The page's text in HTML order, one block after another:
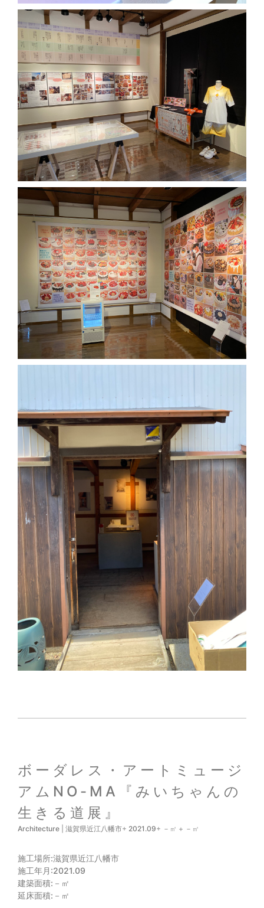
ボーダレス・アートミュージ
アムNO-MA『みいちゃんの
生きる道展』
Architecture 滋賀県近江八幡市+ 2021.09+ － ㎡ + － ㎡
施工場所:滋賀県近江八幡市
施工年月:2021.09
建築面積: －㎡
延床面積: －㎡